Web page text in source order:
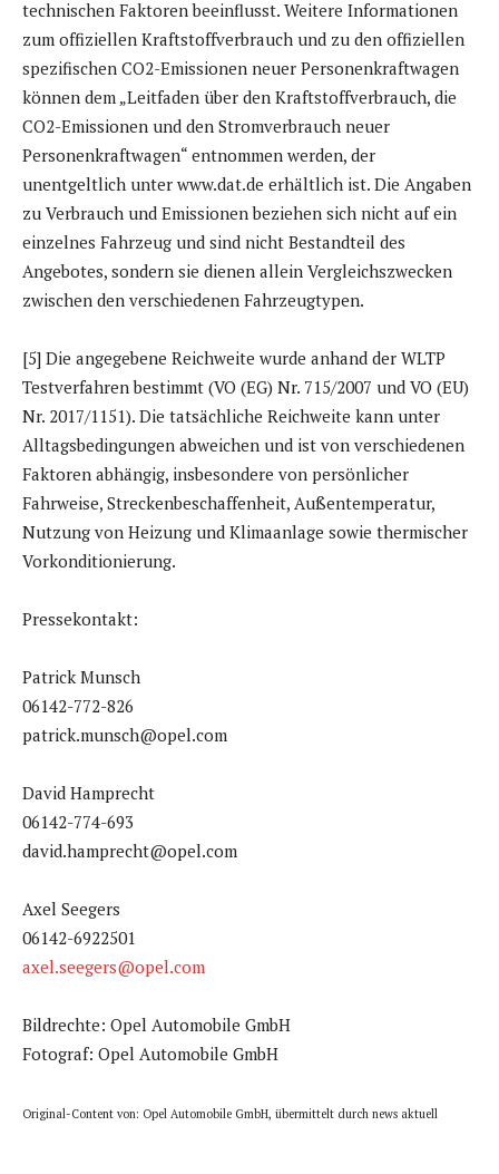
technischen Faktoren beeinflusst. Weitere Informationen
zum offiziellen Kraftstoffverbrauch und zu den offiziellen
spezifischen CO2-Emissionen neuer Personenkraftwagen
können dem „Leitfaden über den Kraftstoffverbrauch, die
CO2-Emissionen und den Stromverbrauch neuer
Personenkraftwagen“ entnommen werden, der
unentgeltlich unter www.dat.de erhältlich ist. Die Angaben
zu Verbrauch und Emissionen beziehen sich nicht auf ein
einzelnes Fahrzeug und sind nicht Bestandteil des
Angebotes, sondern sie dienen allein Vergleichszwecken
zwischen den verschiedenen Fahrzeugtypen.
[5] Die angegebene Reichweite wurde anhand der WLTP
Testverfahren bestimmt (VO (EG) Nr. 715/2007 und VO (EU)
Nr. 2017/1151). Die tatsächliche Reichweite kann unter
Alltagsbedingungen abweichen und ist von verschiedenen
Faktoren abhängig, insbesondere von persönlicher
Fahrweise, Streckenbeschaffenheit, Außentemperatur,
Nutzung von Heizung und Klimaanlage sowie thermischer
Vorkonditionierung.
Pressekontakt:
Patrick Munsch
06142-772-826
patrick.munsch@opel.com
David Hamprecht
06142-774-693
david.hamprecht@opel.com
Axel Seegers
06142-6922501
axel.seegers@opel.com
Bildrechte: Opel Automobile GmbH
Fotograf: Opel Automobile GmbH
Original-Content von: Opel Automobile GmbH, übermittelt durch news aktuell